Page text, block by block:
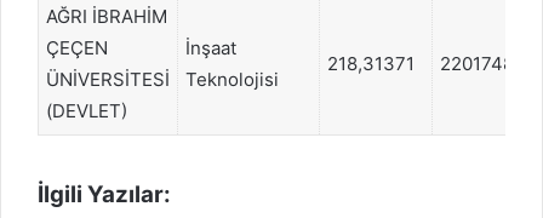
AĞRI İBRAHİM
ÇEÇEN
ÜNİVERSİTESİ
(DEVLET)
İnşaat
Teknolojisi
218,31371 2201748
İlgili Yazılar: